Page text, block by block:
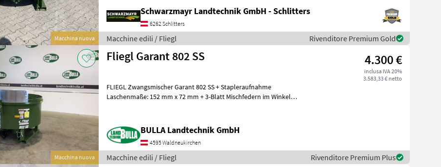
Macchina nuova
Schwarzmayr Landtechnik GmbH - Schlitters
6262 Schlitters
Macchine edili / Fliegl Rivenditore Premium Gold
Macchina nuova
Fliegl Garant 802 SS 4.300 €
inclusa IVA 20%
3.583,33 € netto
FLIEGL Zwangsmischer Garant 802 SS + Stapleraufnahme
Laschenmaße: 152 mm x 72 mm + 3-Blatt Mischfedern im Winkel
BULLA Landtechnik GmbH
4595 Waldneukirchen
Macchine edili / Fliegl Rivenditore Premium Plus